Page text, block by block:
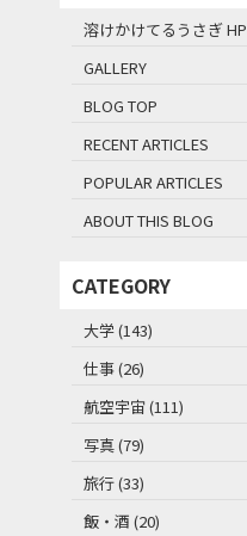
溶けかけてるうさぎ HP
GALLERY
BLOG TOP
RECENT ARTICLES
POPULAR ARTICLES
ABOUT THIS BLOG
CATEGORY
大学 (143)
仕事 (26)
航空宇宙 (111)
写真 (79)
旅行 (33)
飯・酒 (20)